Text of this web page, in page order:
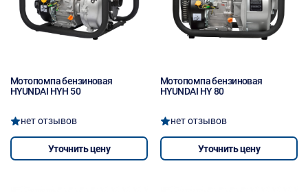
Мотопомпа бензиновая
HYUNDAI HYH 50
нет отзывов
Уточнить цену
Мотопомпа бензиновая
HYUNDAI HY 80
нет отзывов
Уточнить цену